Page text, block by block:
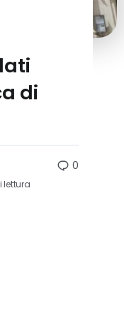
di
lettura
0